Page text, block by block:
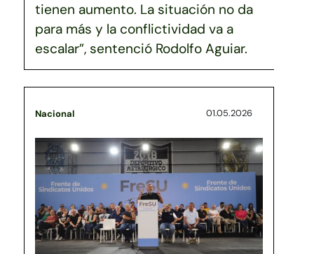
tienen aumento. La situación no da
para más y la conflictividad va a
escalar”, sentenció Rodolfo Aguiar.
Nacional 01.05.2026